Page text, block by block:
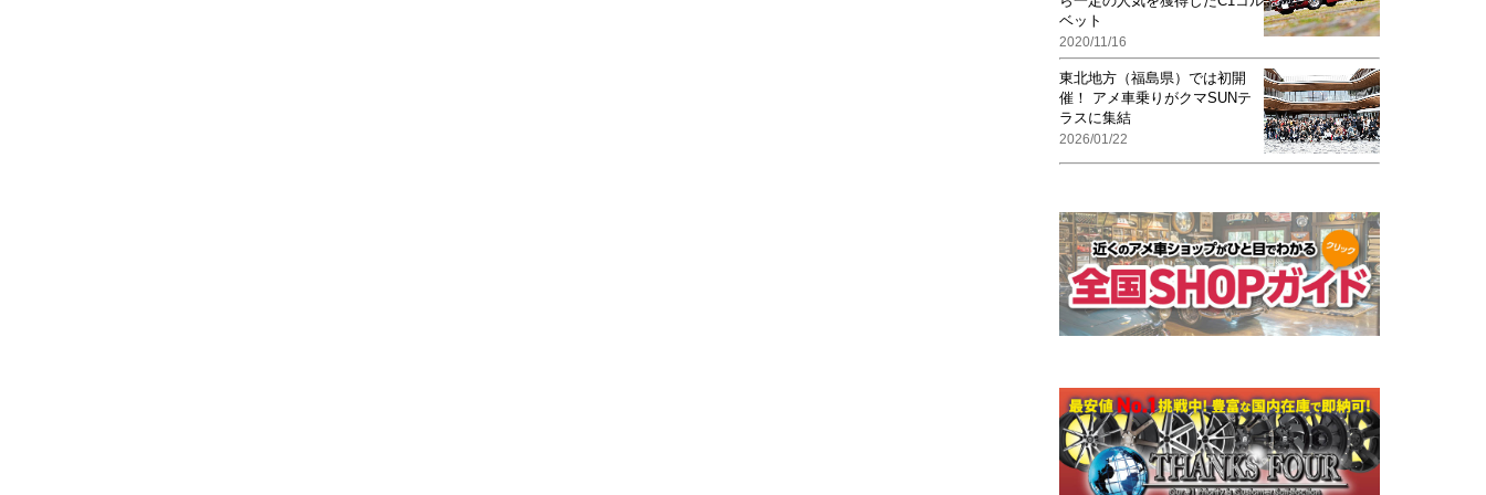
ベット
2020/11/16
東北地方（福島県）では初開
催！ アメ車乗りがクマSUNテ
ラスに集結
2026/01/22